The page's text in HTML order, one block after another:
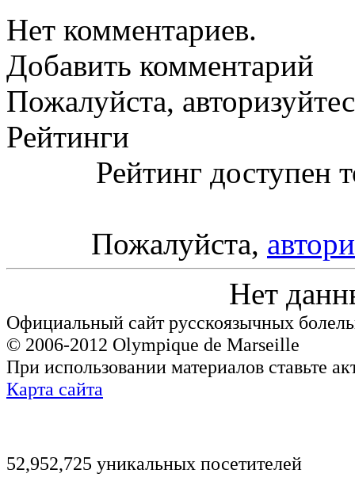
Нет комментариев.
Добавить комментарий
Пожалуйста,
Рейтинги
Рейтинг доступен
Пожалуйста,
Нет
Официальный сайт русскоязычных
© 2006-2012 Olympique de Marseille
При использовании материалов ставьте
Карта сайта
52,952,725 уникальных посетителей